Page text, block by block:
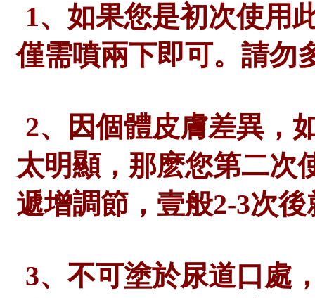
1、如果您是初次使用
僅需噴兩下即可。請勿
2、因個體皮膚差異，
太明顯，那麽您第二次
遞增調節，壹般2-3次
3、不可塗於尿道口處